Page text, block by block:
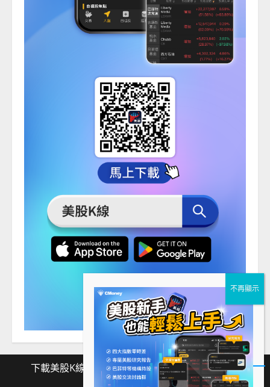
下載美股K線 Facebook Instagram Twitter